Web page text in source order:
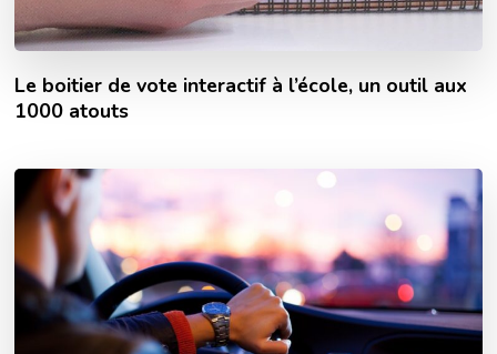
Le boitier de vote interactif à l’école, un outil aux
1000 atouts